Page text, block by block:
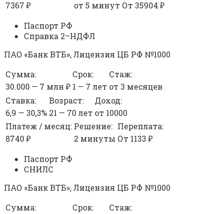
7367 ₽ от 5 минут От 35904 ₽
Паспорт РФ
Справка 2–НДФЛ
ПАО «Банк ВТБ», Лицензия ЦБ РФ №1000
Сумма:
Срок:
Стаж:
30.000 — 7 млн ₽ 1 — 7 лет от 3 месяцев
Ставка:
Возраст:
Доход:
6,9 — 30,3% 21 — 70 лет от 10000
Платеж / месяц: Решение: Переплата:
8740 ₽
2 минуты От 1133 ₽
Паспорт РФ
СНИЛС
ПАО «Банк ВТБ», Лицензия ЦБ РФ №1000
Сумма:
Срок:
Стаж: